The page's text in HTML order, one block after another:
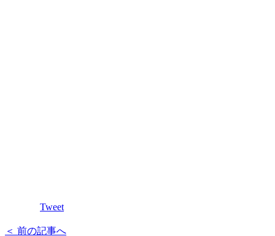
Tweet
＜ 前の記事へ